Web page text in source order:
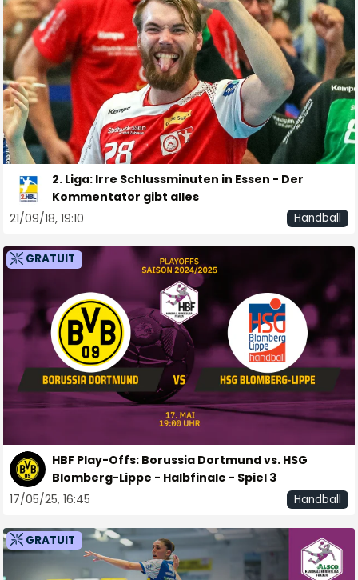
2. Liga: Irre Schlussminuten in Essen - Der
Kommentator gibt alles
21/09/18, 19:10
Handball
GRATUIT
HBF Play-Offs: Borussia Dortmund vs. HSG
Blomberg-Lippe - Halbfinale - Spiel 3
17/05/25, 16:45
Handball
GRATUIT